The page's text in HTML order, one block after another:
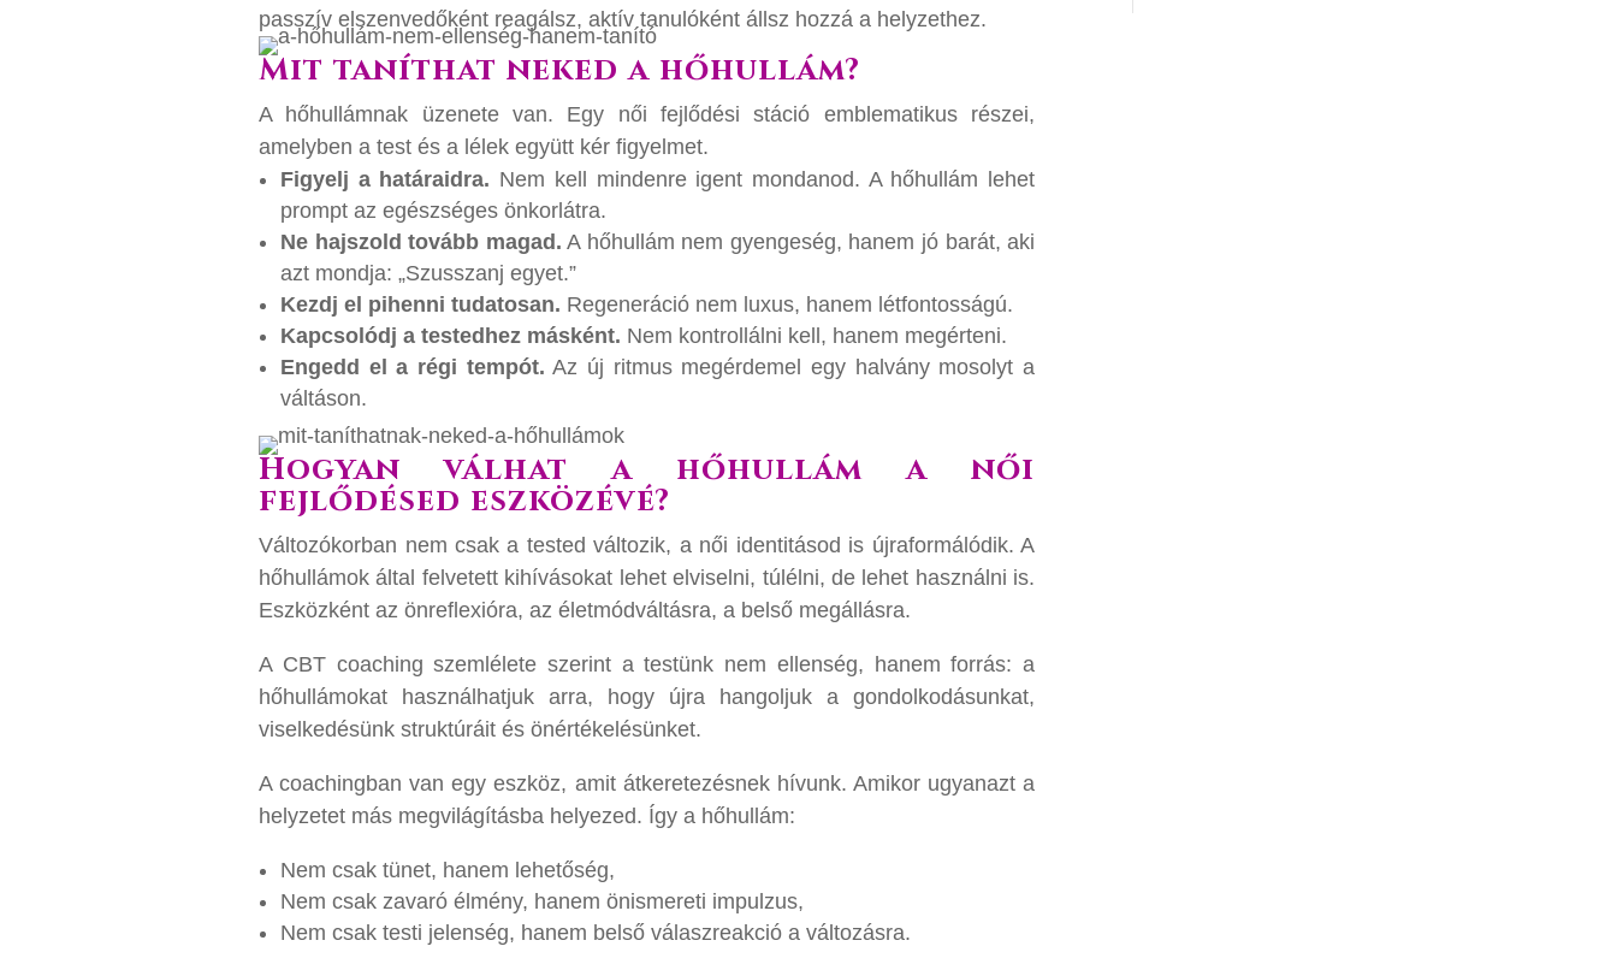
passzív elszenvedőként reagálsz, aktív tanulóként állsz hozzá a helyzethez.
Mit taníthat neked a hőhullám?
A hőhullámnak üzenete van. Egy női fejlődési stáció emblematikus részei,
amelyben a test és a lélek együtt kér figyelmet.
Figyelj a határaidra. Nem kell mindenre igent mondanod. A hőhullám lehet
prompt az egészséges önkorlátra.
Ne hajszold tovább magad. A hőhullám nem gyengeség, hanem jó barát, aki
azt mondja: „Szusszanj egyet.”
Kezdj el pihenni tudatosan. Regeneráció nem luxus, hanem létfontosságú.
Kapcsolódj a testedhez másként. Nem kontrollálni kell, hanem megérteni.
Engedd el a régi tempót. Az új ritmus megérdemel egy halvány mosolyt a
váltáson.
Hogyan válhat a hőhullám a női
fejlődésed eszközévé?
Változókorban nem csak a tested változik, a női identitásod is újraformálódik. A
hőhullámok által felvetett kihívásokat lehet elviselni, túlélni, de lehet használni is.
Eszközként az önreflexióra, az életmódváltásra, a belső megállásra.
A CBT coaching szemlélete szerint a testünk nem ellenség, hanem forrás: a
hőhullámokat használhatjuk arra, hogy újra hangoljuk a gondolkodásunkat,
viselkedésünk struktúráit és önértékelésünket.
A coachingban van egy eszköz, amit átkeretezésnek hívunk. Amikor ugyanazt a
helyzetet más megvilágításba helyezed. Így a hőhullám:
Nem csak tünet, hanem lehetőség,
Nem csak zavaró élmény, hanem önismereti impulzus,
Nem csak testi jelenség, hanem belső válaszreakció a változásra.